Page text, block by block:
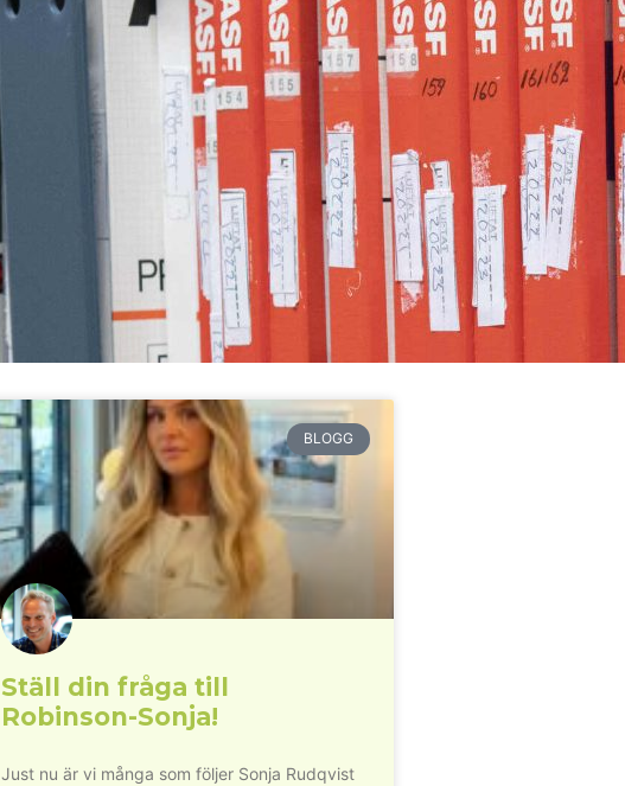
BLOGG
Ställ din fråga till
Robinson-Sonja!
Just nu är vi många som följer Sonja Rudqvist